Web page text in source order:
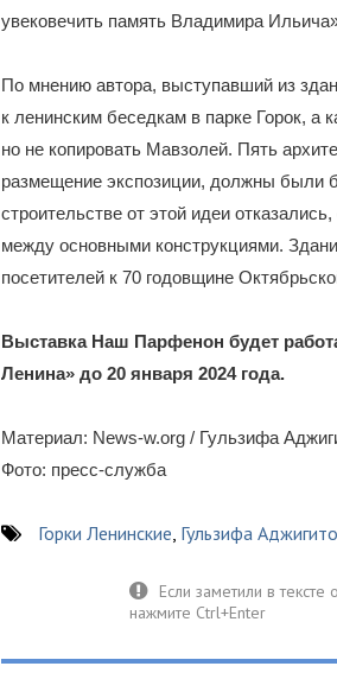
увековечить память Владимира
По мнению автора, выступавший из
к ленинским беседкам в парке Горок, а
но не копировать Мавзолей. Пять
размещение экспозиции, должны были
строительстве от этой идеи
между основными конструкциями.
посетителей к 70 годовщине
Выставка Наш Парфенон будет
Ленина» до 20 января 2024 года.
Материал: News-w.org / Гульзифа
Фото: пресс-служба
Горки Ленинские, Гульзифа